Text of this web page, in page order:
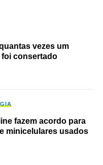
vezes um
consertado
fazem acordo para
minicelulares usados